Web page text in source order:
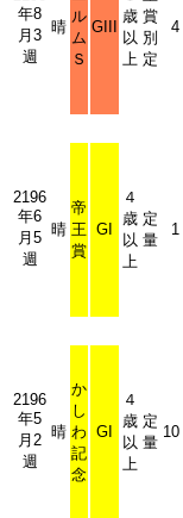
年8
月3
週
晴
ル
ム
Ｓ
GIII
歳
以
上
賞
別
定
4
2196
年6
月5
週
晴
帝
王
賞
GI
４
歳
以
上
定
量
1
2196
年5
月2
週
晴
か
し
わ
記
念
GI
４
歳
以
上
定
量
10